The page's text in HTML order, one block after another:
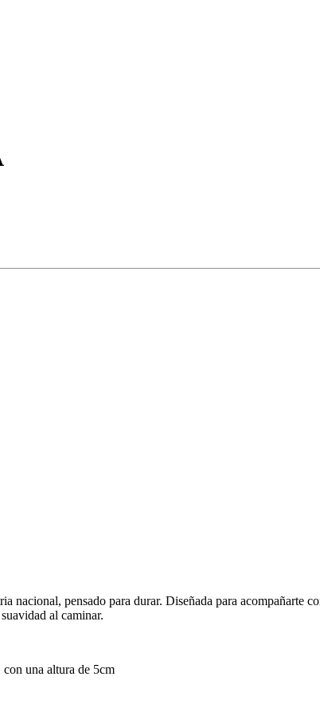
nacional, pensado para durar. Diseñada para
al caminar.
con una altura de 5cm